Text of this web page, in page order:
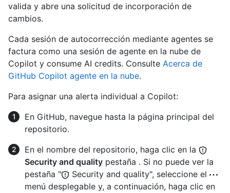
valida y abre una solicitud de incorporación de
cambios.
Cada sesión de autocorrección mediante agentes se
factura como una sesión de agente en la nube de
Copilot y consume AI credits. Consulte Acerca de
GitHub Copilot agente en la nube.
Para asignar una alerta individual a Copilot:
En GitHub, navegue hasta la página principal del
repositorio.
En el nombre del repositorio, haga clic en la
Security and quality pestaña . Si no puede ver la
pestaña "
Security and quality", seleccione el
menú desplegable y, a continuación, haga clic en